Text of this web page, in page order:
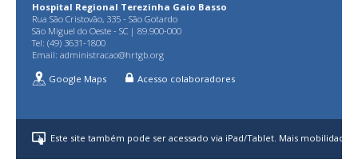
Hospital Regional Terezinha Gaio Basso
Rua São Cristovão, 335 - São Gotardo
São Miguel do Oeste - SC | 89.900-000
Tel: (49) 3631-1800
Email: administracao@hrtgb.org
Google Maps
Acesso colaboradores
Este site também pode ser acessado via iPad/Tablet. Mais mobilidade